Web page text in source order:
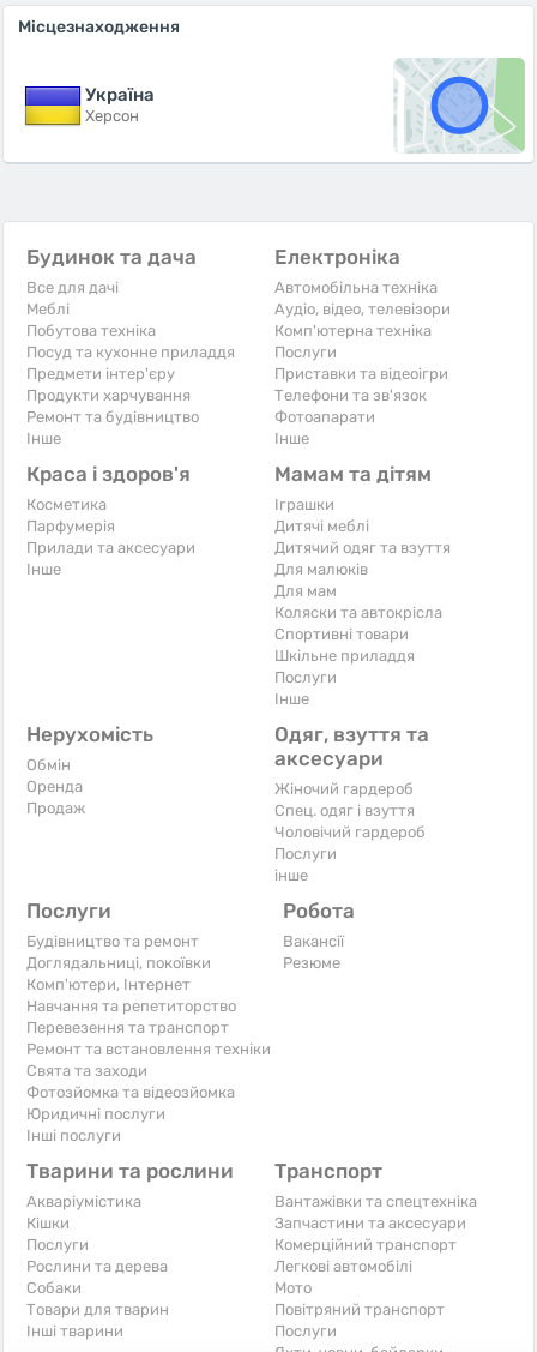
Місцезнаходження
Україна
Херсон
Будинок та дача
Все для дачі
Меблі
Побутова техніка
Посуд та кухонне приладдя
Предмети інтер'єру
Продукти харчування
Ремонт та будівництво
Iнше
Електроніка
Автомобільна техніка
Аудіо, відео, телевізори
Комп'ютерна техніка
Послуги
Приставки та відеоігри
Телефони та зв'язок
Фотоапарати
Iнше
Краса і здоров'я
Косметика
Парфумерія
Прилади та аксесуари
Iнше
Мамам та дітям
Іграшки
Дитячі меблі
Дитячий одяг та взуття
Для малюків
Для мам
Коляски та автокрісла
Спортивні товари
Шкільне приладдя
Послуги
Iнше
Нерухомість
Обмін
Оренда
Продаж
Одяг, взуття та
аксесуари
Жіночий гардероб
Спец. одяг і взуття
Чоловічий гардероб
Послуги
інше
Послуги
Будівництво та ремонт
Доглядальниці, покоївки
Комп'ютери, Інтернет
Навчання та репетиторство
Перевезення та транспорт
Ремонт та встановлення техніки
Свята та заходи
Фотозйомка та відеозйомка
Юридичні послуги
Інші послуги
Робота
Вакансії
Резюме
Тварини та рослини
Акваріумістика
Кішки
Послуги
Рослини та дерева
Собаки
Товари для тварин
Інші тварини
Транспорт
Вантажівки та спецтехніка
Запчастини та аксесуари
Комерційний транспорт
Легкові автомобілі
Мото
Повітряний транспорт
Послуги